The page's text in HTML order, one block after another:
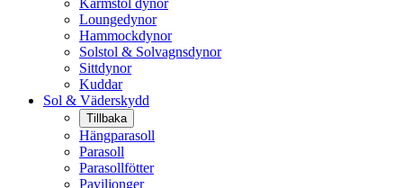
Karmstol dynor
Loungedynor
Hammockdynor
Solstol & Solvagnsdynor
Sittdynor
Kuddar
Sol & Väderskydd
Tillbaka
Hängparasoll
Parasoll
Parasollfötter
Paviljonger